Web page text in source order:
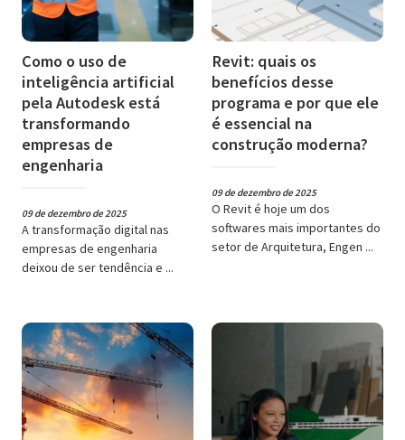
Como o uso de
inteligência artificial
pela Autodesk está
transformando
empresas de
engenharia
09 de dezembro de 2025
A transformação digital nas
empresas de engenharia
deixou de ser tendência e ...
Revit: quais os
benefícios desse
programa e por que ele
é essencial na
construção moderna?
09 de dezembro de 2025
O Revit é hoje um dos
softwares mais importantes do
setor de Arquitetura, Engen ...